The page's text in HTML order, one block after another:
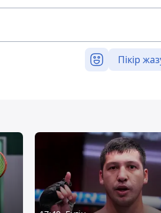
Пікір